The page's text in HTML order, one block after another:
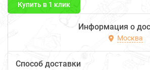
Купить в 1 клик
Информация о
Москва
Способ доставки